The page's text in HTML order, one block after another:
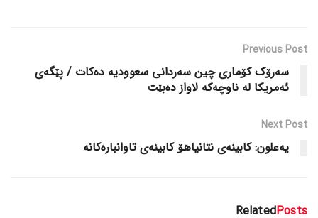
Previous Post
سەرۆک کۆماری چین سەردانی سعوودیە دەکات / پێگەی
ئەمریکا لە ناوچەکە لاواز دەبێت
Next Post
یەعلون: کابینەی نتانیاهۆ کابینەی تاوانبارەکانە
RelatedPosts